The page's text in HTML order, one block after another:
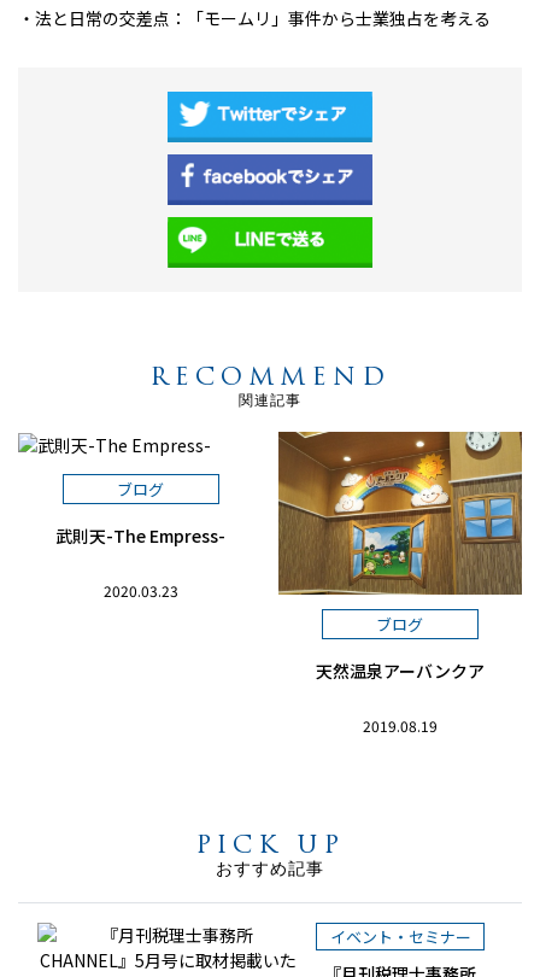
・法と日常の交差点：「モームリ」事件から士業独占を考える
RECOMMEND
関連記事
ブログ
武則天-The Empress-
2020.03.23
ブログ
天然温泉アーバンクア
2019.08.19
PICK UP
おすすめ記事
イベント・セミナー